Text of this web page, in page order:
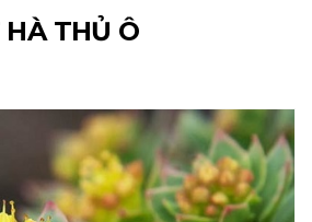
HÀ THỦ Ô